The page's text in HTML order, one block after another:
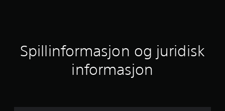
t
Spillinformasjon og juridisk
informasjon